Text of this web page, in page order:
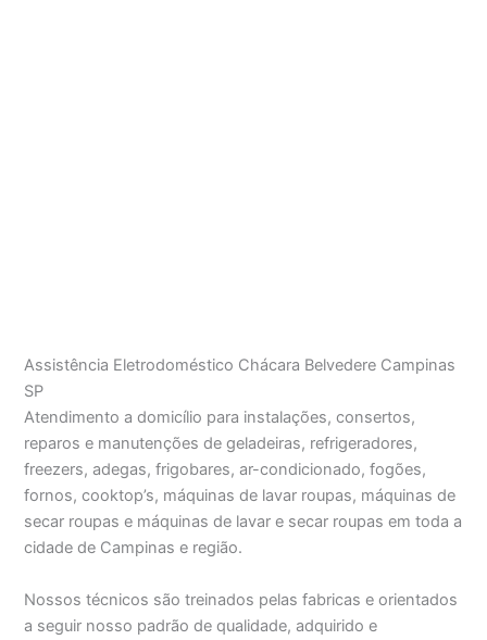
Assistência Eletrodoméstico Chácara Belvedere Campinas
SP
Atendimento a domicílio para instalações, consertos,
reparos e manutenções de geladeiras, refrigeradores,
freezers, adegas, frigobares, ar-condicionado, fogões,
fornos, cooktop’s, máquinas de lavar roupas, máquinas de
secar roupas e máquinas de lavar e secar roupas em toda a
cidade de Campinas e região.
Nossos técnicos são treinados pelas fabricas e orientados
a seguir nosso padrão de qualidade, adquirido e